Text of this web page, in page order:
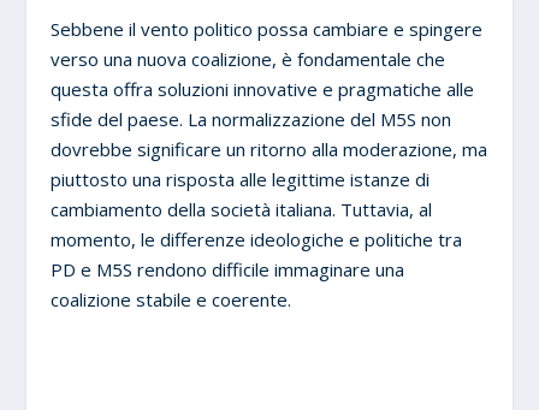
Sebbene il vento politico possa cambiare e spingere
verso una nuova coalizione, è fondamentale che
questa offra soluzioni innovative e pragmatiche alle
sfide del paese. La normalizzazione del M5S non
dovrebbe significare un ritorno alla moderazione, ma
piuttosto una risposta alle legittime istanze di
cambiamento della società italiana. Tuttavia, al
momento, le differenze ideologiche e politiche tra
PD e M5S rendono difficile immaginare una
coalizione stabile e coerente.